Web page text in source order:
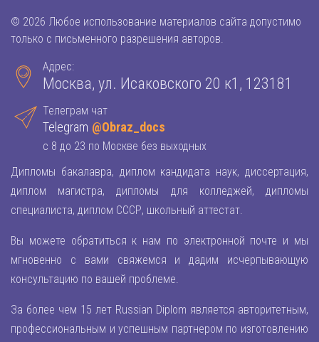
© 2026 Любое использование материалов сайта допустимо
только с письменного разрешения авторов.
Адрес:
Москва, ул. Исаковского 20 к1, 123181
Телеграм чат
Telegram @Obraz_docs
с 8 до 23 по Москве без выходных
Дипломы бакалавра, диплом кандидата наук, диссертация,
диплом магистра, дипломы для колледжей, дипломы
специалиста, диплом СССР, школьный аттестат.
Вы можете обратиться к нам по электронной почте и мы
мгновенно с вами свяжемся и дадим исчерпывающую
консультацию по вашей проблеме.
За более чем 15 лет Russian Diplom является авторитетным,
профессиональным и успешным партнером по изготовлению